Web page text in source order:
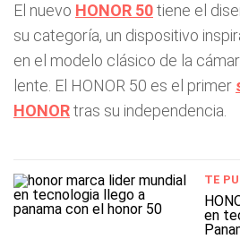
El nuevo HONOR 50tiene el
su categoría, un dispositivo
en el modelo clásico de la
lente. El HONOR 50 es el primer
HONORtras su independencia.
TE
en